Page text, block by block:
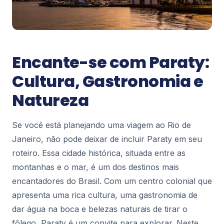
Paraty
Acampar em Paraty: Guia para uma
Experiência Inesquecível
Todos os posts foram carregados
Encante-se com Paraty:
Cultura, Gastronomia e
Natureza
Se você está planejando uma viagem ao Rio de
Janeiro, não pode deixar de incluir Paraty em seu
roteiro. Essa cidade histórica, situada entre as
montanhas e o mar, é um dos destinos mais
encantadores do Brasil. Com um centro colonial que
apresenta uma rica cultura, uma gastronomia de
dar água na boca e belezas naturais de tirar o